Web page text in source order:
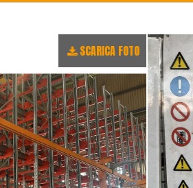
SCARICA FOTO